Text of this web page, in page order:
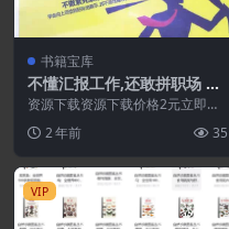
书籍宝库
不懂汇报工作,还敢拼职场 最
省力的职场做事秘笈.PDF
资源下载资源下载价格2元立即购
2 年前 35
VIP